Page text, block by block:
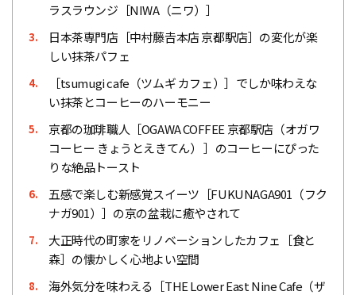
ラスラウンジ［NIWA（ニワ）］
3.
日本茶専門店［中村藤𠮷本店 京都駅店］の変化が楽
しい抹茶パフェ
4.
［tsumugi cafe（ツムギ カフェ）］でしか味わえな
い抹茶とコーヒーのハーモニー
5.
京都の珈琲職人［OGAWA COFFEE 京都駅店（オガワ
コーヒー きょうとえきてん） ］のコーヒーにぴった
りな絶品トースト
6.
五感で楽しむ新感覚スイーツ［FUKUNAGA901（フク
ナガ901）］の京の盆栽に癒やされて
7.
大正時代の町家をリノベーションしたカフェ［食と
森］の懐かしく心地よい空間
8.
海外気分を味わえる［THE Lower East Nine Cafe（ザ